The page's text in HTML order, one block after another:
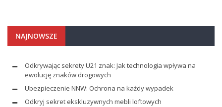
NAJNOWSZE
Odkrywając sekrety U21 znak: Jak technologia wpływa na
ewolucję znaków drogowych
Ubezpieczenie NNW: Ochrona na każdy wypadek
Odkryj sekret ekskluzywnych mebli loftowych